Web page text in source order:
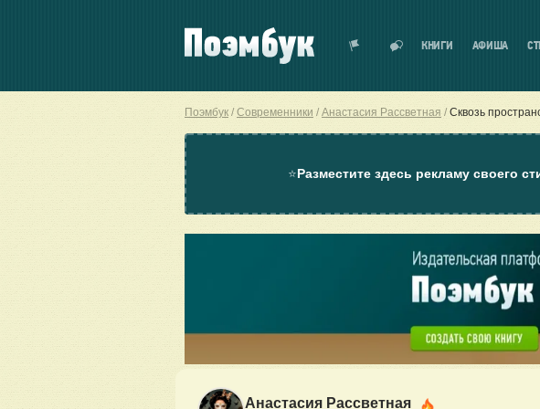
КНИГИ АФИША
Поэмбук Современники Анастасия Рассветная Сквозь
⭐Разместите здесь рекламу своего
Анастасия Рассветная